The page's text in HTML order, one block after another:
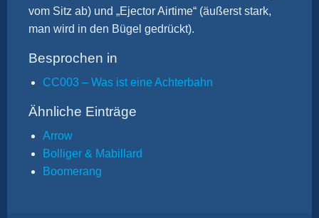
vom Sitz ab) und „Ejector Airtime“ (äußerst stark,
man wird in den Bügel gedrückt).
Besprochen in
CC003 – Was ist eine Achterbahn
Ähnliche Einträge
Arrow
Bolliger & Mabillard
Boomerang